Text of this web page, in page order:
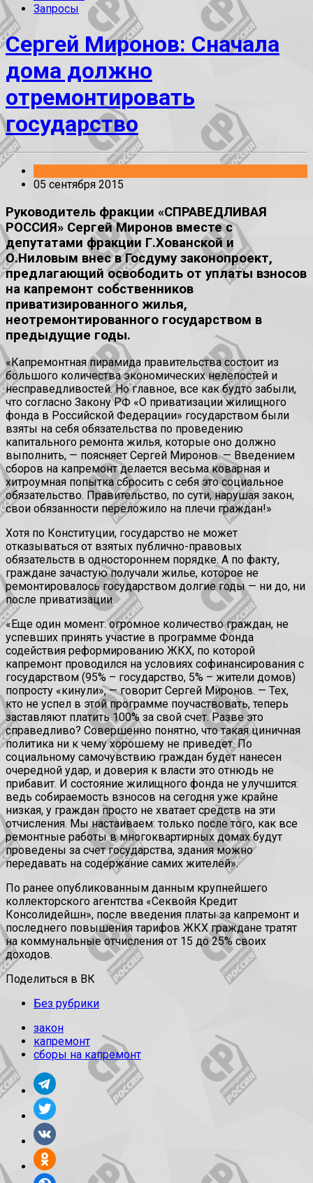
Запросы
Сергей Миронов: Сначала
дома должно
отремонтировать
государство
05 сентября 2015
Руководитель фракции «СПРАВЕДЛИВАЯ
РОССИЯ» Сергей Миронов вместе с
депутатами фракции Г.Хованской и
О.Ниловым внес в Госдуму законопроект,
предлагающий освободить от уплаты взносов
на капремонт собственников
приватизированного жилья,
неотремонтированного государством в
предыдущие годы.
«Капремонтная пирамида правительства состоит из
большого количества экономических нелепостей и
несправедливостей. Но главное, все как будто забыли,
что согласно Закону РФ «О приватизации жилищного
фонда в Российской Федерации» государством были
взяты на себя обязательства по проведению
капитального ремонта жилья, которые оно должно
выполнить, — поясняет Сергей Миронов. — Введением
сборов на капремонт делается весьма коварная и
хитроумная попытка сбросить с себя это социальное
обязательство. Правительство, по сути, нарушая закон,
свои обязанности переложило на плечи граждан!»
Хотя по Конституции, государство не может
отказываться от взятых публично-правовых
обязательств в одностороннем порядке. А по факту,
граждане зачастую получали жилье, которое не
ремонтировалось государством долгие годы — ни до, ни
после приватизации.
«Еще один момент: огромное количество граждан, не
успевших принять участие в программе Фонда
содействия реформированию ЖКХ, по которой
капремонт проводился на условиях софинансирования с
государством (95% – государство, 5% – жители домов)
попросту «кинули», — говорит Сергей Миронов. — Тех,
кто не успел в этой программе поучаствовать, теперь
заставляют платить 100% за свой счет. Разве это
справедливо? Совершенно понятно, что такая циничная
политика ни к чему хорошему не приведет. По
социальному самочувствию граждан будет нанесен
очередной удар, и доверия к власти это отнюдь не
прибавит. И состояние жилищного фонда не улучшится:
ведь собираемость взносов на сегодня уже крайне
низкая, у граждан просто не хватает средств на эти
отчисления. Мы настаиваем: только после того, как все
ремонтные работы в многоквартирных домах будут
проведены за счет государства, здания можно
передавать на содержание самих жителей».
По ранее опубликованным данным крупнейшего
коллекторского агентства «Секвойя Кредит
Консолидейшн», после введения платы за капремонт и
последнего повышения тарифов ЖКХ граждане тратят
на коммунальные отчисления от 15 до 25% своих
доходов.
Поделиться в ВК
Без рубрики
закон
капремонт
сборы на капремонт